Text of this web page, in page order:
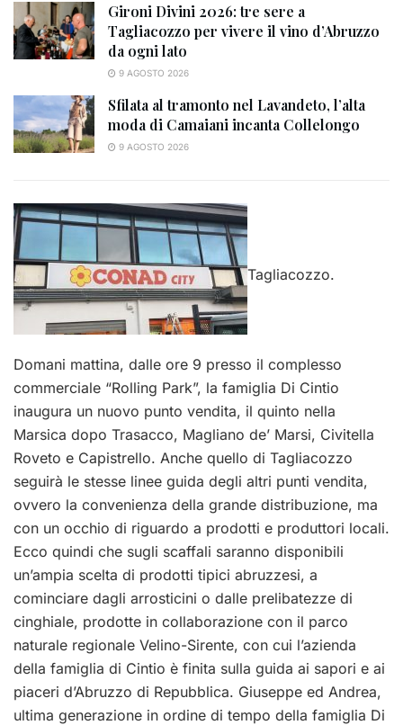
Gironi Divini 2026: tre sere a
Tagliacozzo per vivere il vino d’Abruzzo
da ogni lato
9 AGOSTO 2026
Sfilata al tramonto nel Lavandeto, l’alta
moda di Camaiani incanta Collelongo
9 AGOSTO 2026
Tagliacozzo.
Domani mattina, dalle ore 9 presso il complesso
commerciale “Rolling Park”, la famiglia Di Cintio
inaugura un nuovo punto vendita, il quinto nella
Marsica dopo Trasacco, Magliano de’ Marsi, Civitella
Roveto e Capistrello. Anche quello di Tagliacozzo
seguirà le stesse linee guida degli altri punti vendita,
ovvero la convenienza della grande distribuzione, ma
con un occhio di riguardo a prodotti e produttori locali.
Ecco quindi che sugli scaffali saranno disponibili
un’ampia scelta di prodotti tipici abruzzesi, a
cominciare dagli arrosticini o dalle prelibatezze di
cinghiale, prodotte in collaborazione con il parco
naturale regionale Velino-Sirente, con cui l’azienda
della famiglia di Cintio è finita sulla guida ai sapori e ai
piaceri d’Abruzzo di Repubblica. Giuseppe ed Andrea,
ultima generazione in ordine di tempo della famiglia Di